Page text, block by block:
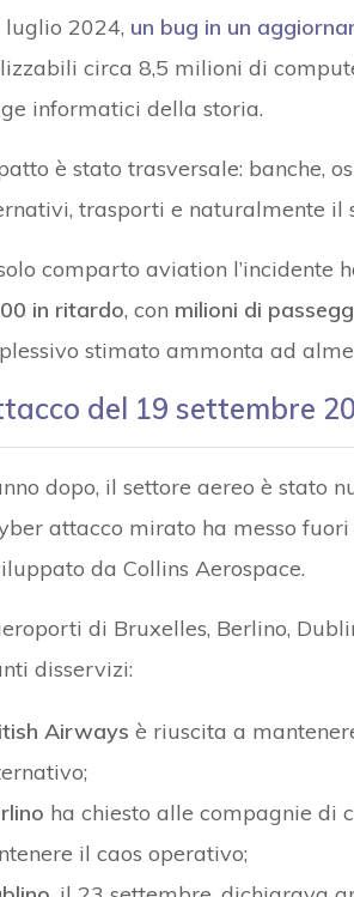
luglio 2024, un bug in un
circa 8,5 milioni di
informatici della storia.
è stato trasversale: banche,
trasporti e naturalmente il
comparto aviation l’incidente
in ritardo, con milioni di
stimato ammonta ad
del 19 settembre
dopo, il settore aereo è stato
attacco mirato ha messo
da Collins Aerospace.
di Bruxelles, Berlino,
disservizi:
Airways è riuscita a
ha chiesto alle compagnie di
il caos operativo;